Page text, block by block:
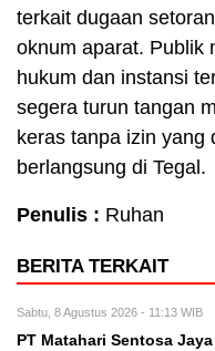
terkait dugaan
oknum aparat. Publik
hukum dan instansi
segera turun tangan
keras tanpa izin yang
berlangsung di Tegal.
Penulis : Ruhan
BERITA TERKAIT
Sabtu, 8 Agustus 2026 - 11:13 WIB
PT Matahari Sentosa